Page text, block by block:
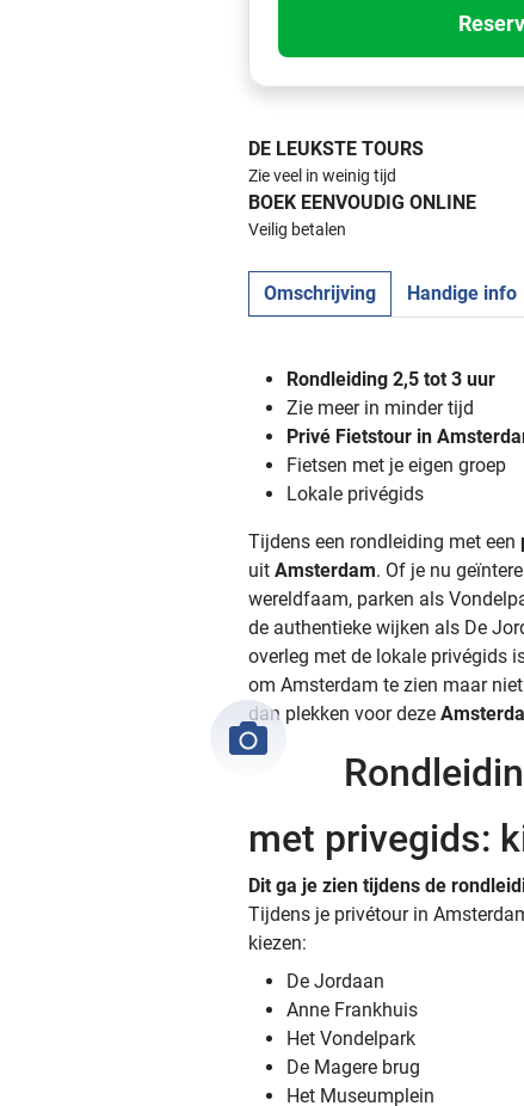
DE LEUKSTE TOURS
Zie veel in weinig tijd
BOEK EENVOUDIG ONLINE
Veilig betalen
Omschrijving Handige info
Rondleiding 2,5 tot 3 uur
Zie meer in minder tijd
Privé Fietstour in
Fietsen met je eigen groep
Lokale privégids
Tijdens een rondleiding met een
uit Amsterdam. Of je nu
wereldfaam, parken als
de authentieke wijken als De
overleg met de lokale privégids
om Amsterdam te zien maar
dan plekken voor deze
met privegids:
Dit ga je zien tijdens de
Tijdens je privétour in
kiezen:
De Jordaan
Anne Frankhuis
Het Vondelpark
De Magere brug
Het Museumplein